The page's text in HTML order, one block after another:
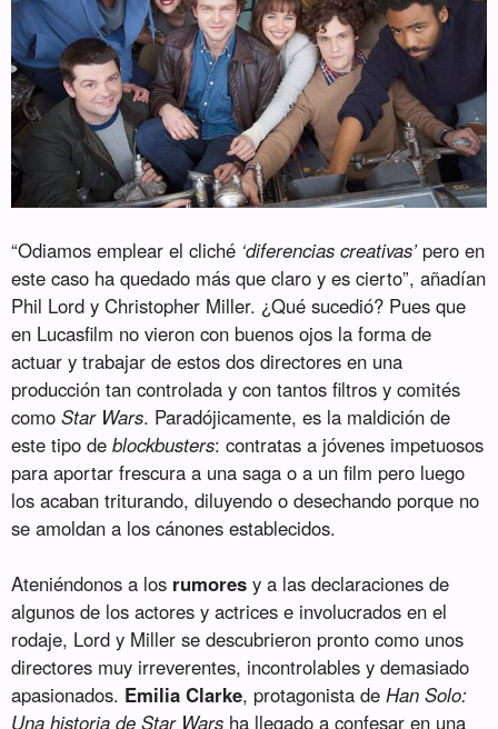
“Odiamos emplear el cliché ‘diferencias creativas’pero en
este caso ha quedado más que claro y es cierto”, añadían
Phil Lord y Christopher Miller. ¿Qué sucedió? Pues que
en Lucasfilm no vieron con buenos ojos la forma de
actuar y trabajar de estos dos directores en una
producción tan controlada y con tantos filtros y comités
comoStar Wars. Paradójicamente, es la maldición de
este tipo deblockbusters: contratas a jóvenes impetuosos
para aportar frescura a una saga o a un film pero luego
los acaban triturando, diluyendo o desechando porque no
se amoldan a los cánones establecidos.
Ateniéndonos a los rumores y a las declaraciones de
algunos de los actores y actrices e involucrados en el
rodaje, Lord y Miller se descubrieron pronto como unos
directores muy irreverentes, incontrolables y demasiado
apasionados. Emilia Clarke, protagonista deHan Solo:
Una historia de Star Wars ha llegado a confesar en una